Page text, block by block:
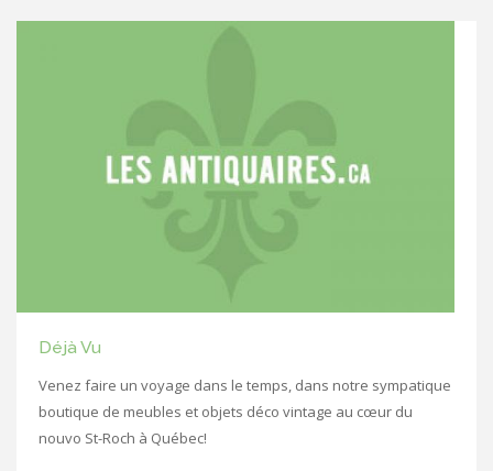
Déjà Vu
Venez faire un voyage dans le temps, dans notre sympatique
boutique de meubles et objets déco vintage au cœur du
nouvo St-Roch à Québec!